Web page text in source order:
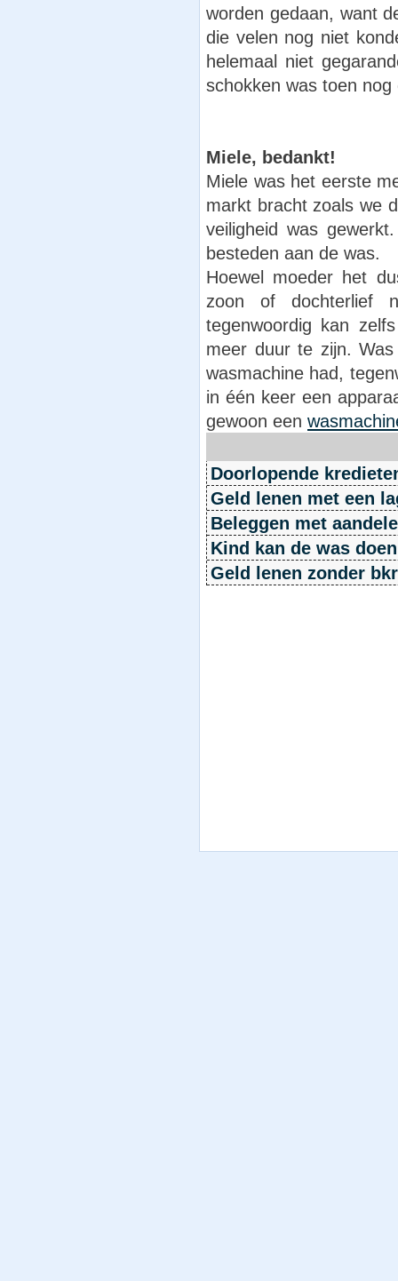
worden gedaan, want
die velen nog niet
helemaal niet
schokken was toen nog
Miele, bedankt!
Miele was het eerste
markt bracht zoals we
veiligheid was
besteden aan de was.
Hoewel moeder het
zoon of dochterlief
tegenwoordig kan
meer duur te zijn.
wasmachine had,
in één keer een
gewoon een
Doorlopende
Geld lenen met een
Beleggen met
Kind kan de was doen
Geld lenen zonder